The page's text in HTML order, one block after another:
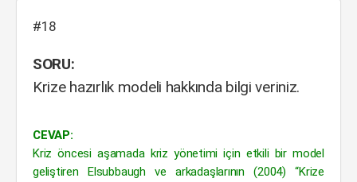
#18
SORU:
Krize hazırlık modeli hakkında bilgi veriniz.
CEVAP:
Kriz öncesi aşamada kriz yönetimi için etkili bir model
geliştiren Elsubbaugh ve arkadaşlarının (2004) “Krize